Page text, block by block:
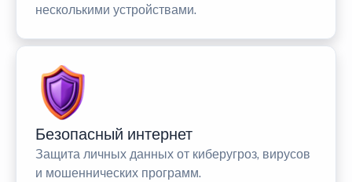
несколькими устройствами.
Безопасный интернет
Защита личных данных от киберугроз, вирусов
и мошеннических программ.